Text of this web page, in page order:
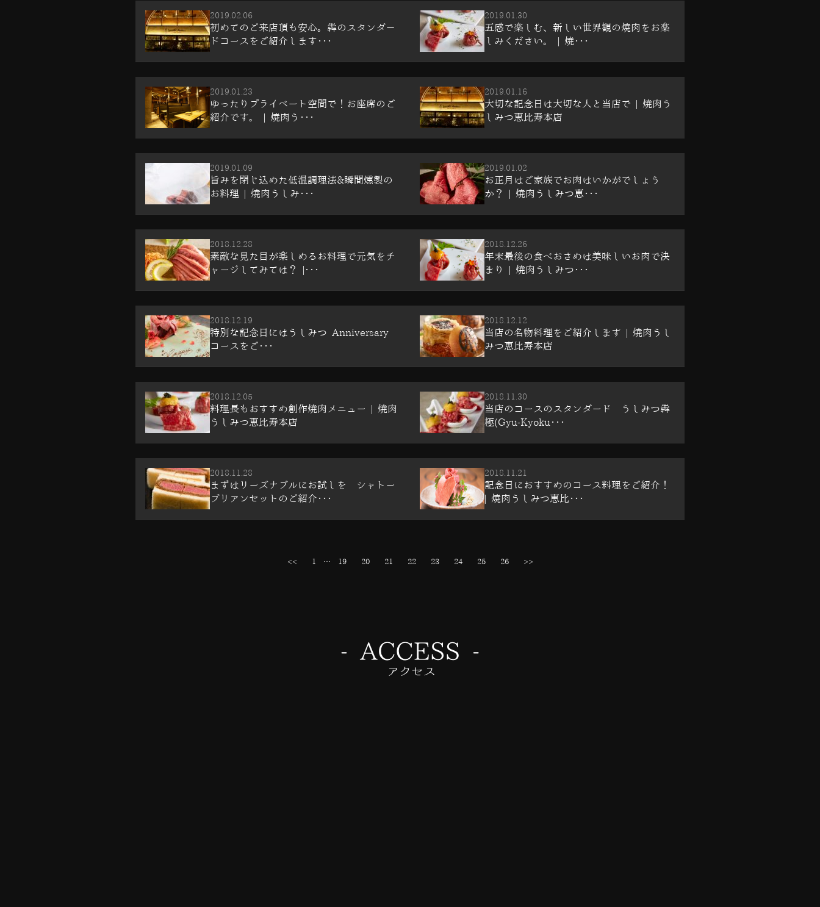
2019.02.06
初めてのご来店頂も安心。犇のスタンダー
ドコースをご紹介します･･･
2019.01.30
五感で楽しむ、新しい世界観の焼肉をお楽
しみください。 | 焼･･･
2019.01.23
ゆったりプライベート空間で！お座席のご
紹介です。 | 焼肉う･･･
2019.01.16
大切な記念日は大切な人と当店で | 焼肉う
しみつ恵比寿本店
2019.01.09
旨みを閉じ込めた低温調理法&瞬間燻製の
お料理 | 焼肉うしみ･･･
2019.01.02
お正月はご家族でお肉はいかがでしょう
か？ | 焼肉うしみつ恵･･･
2018.12.28
素敵な見た目が楽しめるお料理で元気をチ
ャージしてみては？ |･･･
2018.12.26
年末最後の食べおさめは美味しいお肉で決
まり | 焼肉うしみつ･･･
2018.12.19
特別な記念日にはうしみつ Anniversary
コースをご･･･
2018.12.12
当店の名物料理をご紹介します | 焼肉うし
みつ恵比寿本店
2018.12.05
料理長もおすすめ創作焼肉メニュー | 焼肉
うしみつ恵比寿本店
2018.11.30
当店のコースのスタンダード うしみつ犇
極(Gyu-Kyoku･･･
2018.11.28
まずはリーズナブルにお試しを シャトー
ブリアンセットのご紹介･･･
2018.11.21
記念日におすすめのコース料理をご紹介！
| 焼肉うしみつ恵比･･･
<< 1 … 19 20 21 22 23 24 25 26 >>